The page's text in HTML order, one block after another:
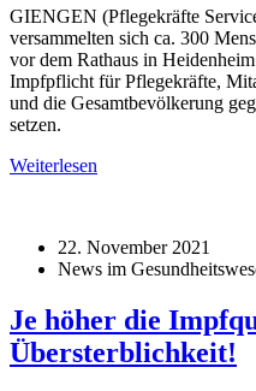
GIENGEN (Pflegekräfte
versammelten sich ca. 300
vor dem Rathaus in
Impfpflicht für Pflegekräfte,
und die Gesamtbevölkerung
setzen.
Weiterlesen
22. November 2021
News im
Je höher die
Übersterblichkeit!